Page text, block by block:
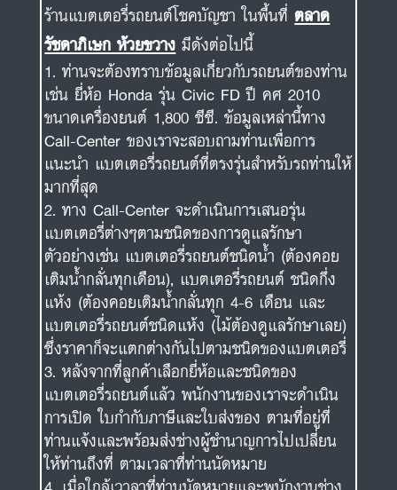
ร้านแบตเตอรี่รถยนต์โชคบัญชา ในพื้นที่ ตลาด
รัชดาภิเษก ห้วยขวาง มีดังต่อไปนี้
ท่านจะต้องทราบข้อมูลเกี่ยวกับรถยนต์ของท่าน
เช่น ยี่ห้อ Honda รุ่น Civic FD ปี คศ 2010
ขนาดเครื่องยนต์ 1,800 ซีซี. ข้อมูลเหล่านี้ทาง
Call-Center ของเราจะสอบถามท่านเพื่อการ
แนะนำ แบตเตอรี่รถยนต์ที่ตรงรุ่นสำหรับรถท่านให้
มากที่สุด
ทาง Call-Center จะดำเนินการเสนอรุ่น
แบตเตอรี่ต่างๆตามชนิดของการดูแลรักษา
ตัวอย่างเช่น แบตเตอรี่รถยนต์ชนิดน้ำ (ต้องคอย
เติมน้ำกลั่นทุกเดือน), แบตเตอรี่รถยนต์ ชนิดกึ่ง
แห้ง (ต้องคอยเติมน้ำกลั่นทุก 4-6 เดือน และ
แบตเตอรี่รถยนต์ชนิดแห้ง (ไม้ต้องดูแลรักษาเลย)
ซึ่งราคาก็จะแตกต่างกันไปตามชนิดของแบตเตอรี่
หลังจากที่ลูกค้าเลือกยี่ห้อและชนิดของ
แบตเตอรี่รถยนต์แล้ว พนักงานของเราจะดำเนิน
การเปิด ใบกำกับภาษีและใบส่งของ ตามที่อยู่ที่
ท่านแจ้งและพร้อมส่งช่างผู้ชำนาญการไปเปลี่ยน
ให้ท่านถึงที่ ตามเวลาที่ท่านนัดหมาย